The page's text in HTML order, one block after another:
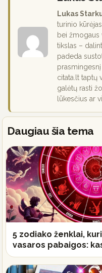
Lukas
turinio
bei žmogaus
tikslas –
padeda
citata.lt taptų
galėtų rasti
lūkesčius ar
Daugiau šia tema
5 zodiako ženklai,
vasaros pabaigos: